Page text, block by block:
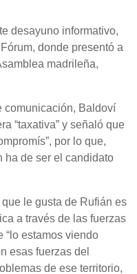
desayuno informativo,
donde presentó a
madrileña,
comunicación, Baldoví
“taxativa” y señaló que
por lo que,
ha de ser el candidato
le gusta de Rufián es
a través de las fuerzas
“lo estamos viendo
esas fuerzas del
de ese territorio,